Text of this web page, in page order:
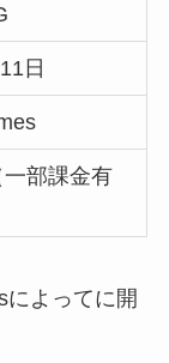
日
部課金有
によってに開